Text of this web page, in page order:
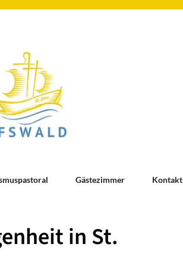
Gästezimmer Kontakt
in St.